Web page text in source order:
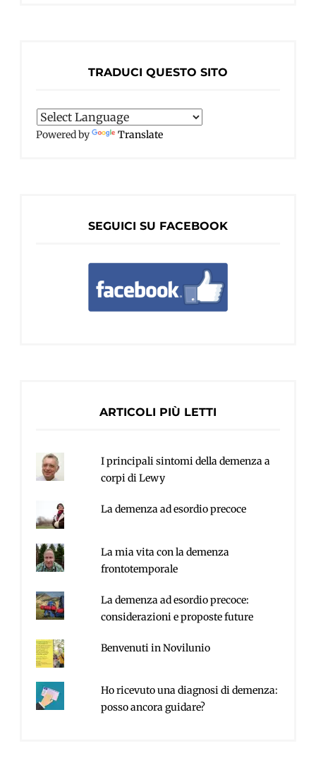
TRADUCI QUESTO SITO
Powered by Translate
SEGUICI SU FACEBOOK
ARTICOLI PIÙ LETTI
I principali sintomi della demenza a
corpi di Lewy
La demenza ad esordio precoce
La mia vita con la demenza
frontotemporale
La demenza ad esordio precoce:
considerazioni e proposte future
Benvenuti in Novilunio
Ho ricevuto una diagnosi di demenza:
posso ancora guidare?